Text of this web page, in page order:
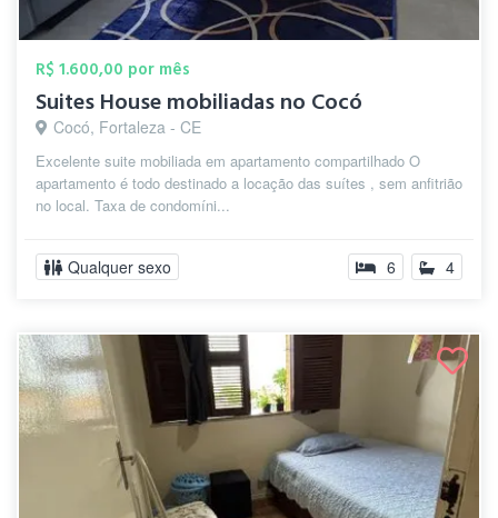
R$ 1.600,00 por mês
Suites House mobiliadas no Cocó
Cocó, Fortaleza - CE
Excelente suite mobiliada em apartamento compartilhado O
apartamento é todo destinado a locação das suítes , sem anfitrião
no local. Taxa de condomíni...
Qualquer sexo 6 4